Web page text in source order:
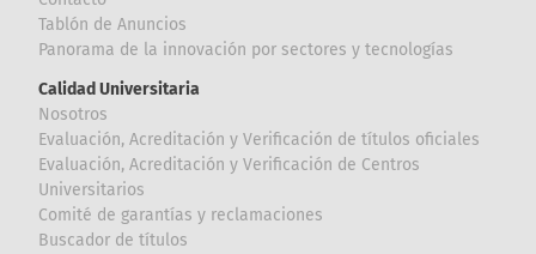
Tablón de Anuncios
Panorama de la innovación por sectores y tecnologías
Calidad Universitaria
Nosotros
Evaluación, Acreditación y Verificación de títulos oficiales
Evaluación, Acreditación y Verificación de Centros
Universitarios
Comité de garantías y reclamaciones
Buscador de títulos